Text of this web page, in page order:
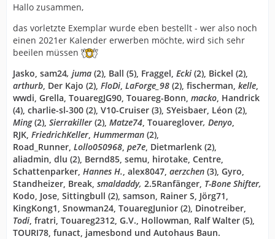
Hallo zusammen,
das vorletzte Exemplar wurde eben bestellt - wer also noch
einen 2021er Kalender erwerben möchte, wird sich sehr
beeilen müssen
Jasko, sam24, juma (2), Ball (5), Fraggel, Ecki (2), Bickel (2),
arthurb , Der Kajo (2), FloDi LaForge_98 (2), fischerman, kelle
wwdi, Grella, TouaregJG90, Touareg-Bonn, macko , Handrick
(4), charlie-sl-300 (2), V10-Cruiser (3), SYeisbaer, Léon (2),
Ming(2), Sierrakiller (2), Matze74 , Touareglover, Denyo
RJK, FriedrichKeller Hummerman (2),
Road_Runner, Lollo050968 pe7e , Dietmarlenk (2),
aliadmin, dlu (2), Bernd85, semu, hirotake, Centre,
Schattenparker, Hannes H. , alex8047, aerzchen (3), Gyro,
Standheizer, Break, smaldaddy, 2.5Ranfänger, T-Bone Shifter,
Kodo, Jose, Sittingbull (2), samson, Rainer S, Jörg71,
KingKong1, Snowman24, TouaregJunior (2), Dinotreiber,
Todi , fratri, Touareg2312, G.V., Hollowman, Ralf Walter (5),
TOURI78, funact, jamesbond und Autohaus Baun.